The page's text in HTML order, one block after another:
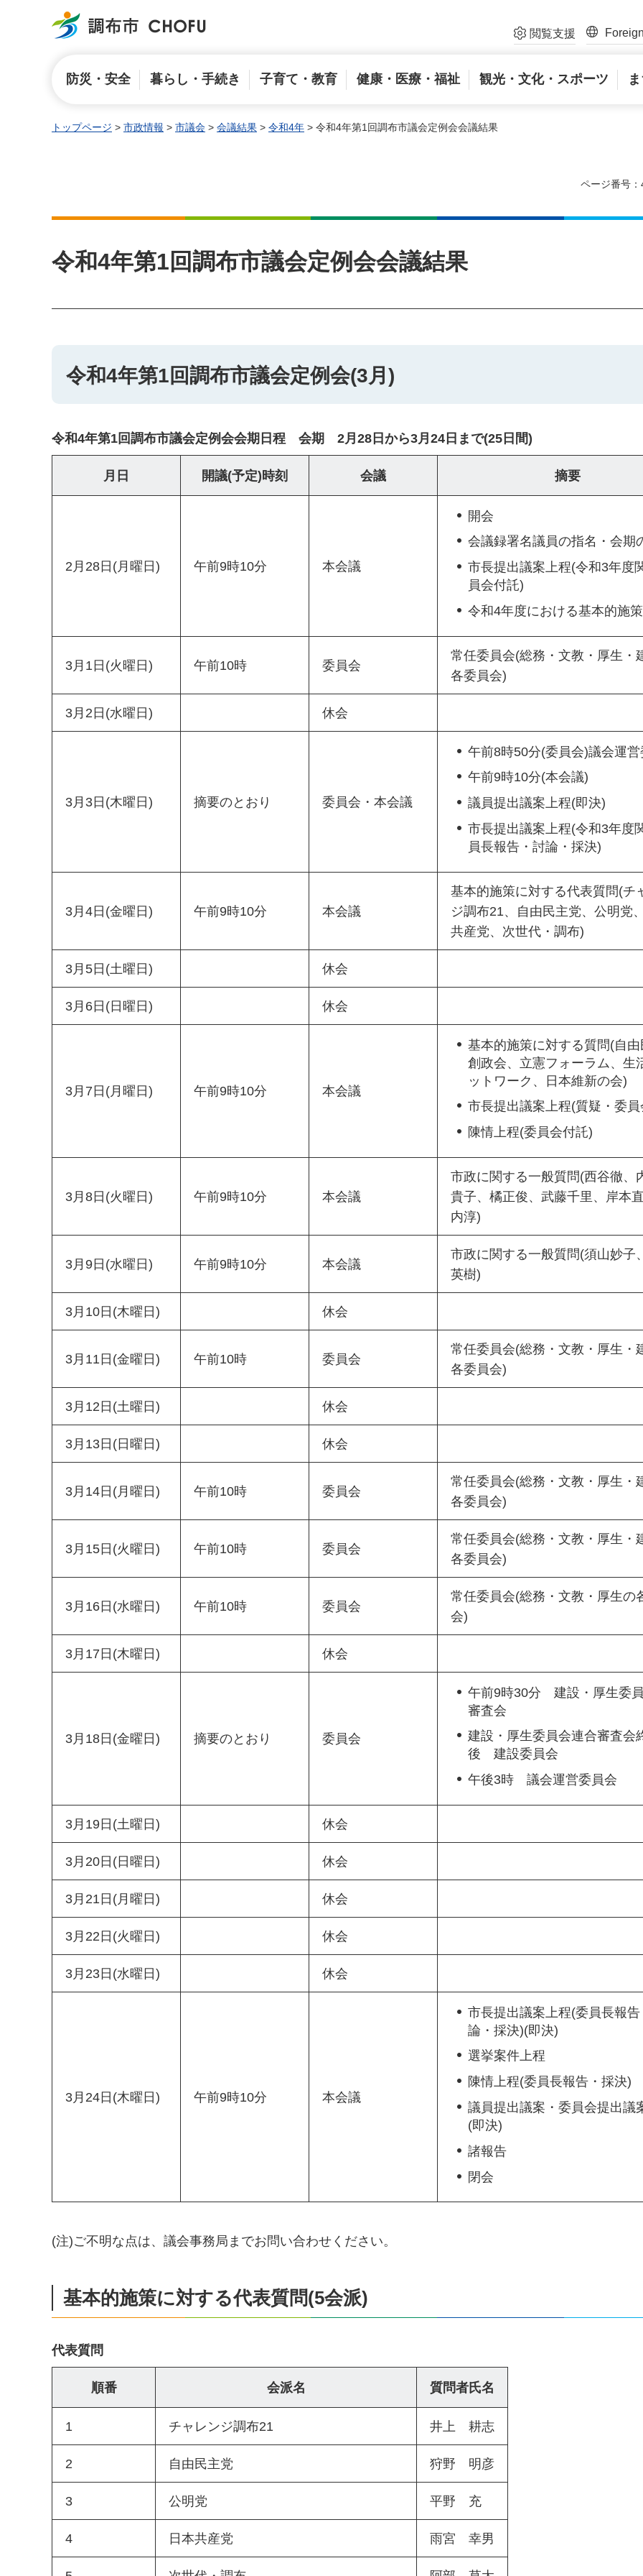
調布市 閲覧支援
防災・安全 暮らし・手続き 子育て・教育 健康・医療・福祉 観光・文化・スポーツ
トップページ > 市政情報 > 市議会 > 会議結果 > 令和4年 > 令和4年第1回調布市議会定例会会議結果
ページ番号：
令和4年第1回調布市議会定例会会議結果
令和4年第1回調布市議会定例会(3月)
令和4年第1回調布市議会定例会会期日程 会期 2月28日から3月24日まで(25日間)
月日 開議(予定)時刻 会議 摘要
2月28日(月曜日) 午前9時10分 本会議
開会
会議録署名議員の指名・会期
市長提出議案上程(令和3年度
員会付託)
令和4年度における基本的施
3月1日(火曜日) 午前10時 委員会
常任委員会(総務・文教・厚生・
各委員会)
3月2日(水曜日) 休会
3月3日(木曜日) 摘要のとおり 委員会・本会議
午前8時50分(委員会)議会運営
午前9時10分(本会議)
議員提出議案上程(即決)
市長提出議案上程(令和3年度
員長報告・討論・採決)
3月4日(金曜日) 午前9時10分 本会議
基本的施策に対する代表質問(チ
ジ調布21、自由民主党、公明党
共産党、次世代・調布)
3月5日(土曜日) 休会
3月6日(日曜日) 休会
3月7日(月曜日) 午前9時10分 本会議
基本的施策に対する質問(自由
創政会、立憲フォーラム、生
ットワーク、日本維新の会)
市長提出議案上程(質疑・委員
陳情上程(委員会付託)
3月8日(火曜日) 午前9時10分 本会議
市政に関する一般質問(西谷徹、
貴子、橘正俊、武藤千里、岸本
内淳)
3月9日(水曜日) 午前9時10分 本会議
市政に関する一般質問(須山妙子
英樹)
3月10日(木曜日) 休会
3月11日(金曜日) 午前10時 委員会
常任委員会(総務・文教・厚生・
各委員会)
3月12日(土曜日) 休会
3月13日(日曜日) 休会
3月14日(月曜日) 午前10時 委員会
常任委員会(総務・文教・厚生・
各委員会)
3月15日(火曜日) 午前10時 委員会
常任委員会(総務・文教・厚生・
各委員会)
3月16日(水曜日) 午前10時 委員会
常任委員会(総務・文教・厚生の
会)
3月17日(木曜日) 休会
3月18日(金曜日) 摘要のとおり 委員会
午前9時30分 建設・厚生委
審査会
建設・厚生委員会連合審査会
後 建設委員会
午後3時 議会運営委員会
3月19日(土曜日) 休会
3月20日(日曜日) 休会
3月21日(月曜日) 休会
3月22日(火曜日) 休会
3月23日(水曜日) 休会
3月24日(木曜日) 午前9時10分 本会議
市長提出議案上程(委員長報告
論・採決)(即決)
選挙案件上程
陳情上程(委員長報告・採決)
議員提出議案・委員会提出議
(即決)
諸報告
閉会
(注)ご不明な点は、議会事務局までお問い合わせください。
基本的施策に対する代表質問(5会派)
代表質問
順番 会派名 質問者氏名
1 チャレンジ調布21 井上 耕志
2 自由民主党 狩野 明彦
3 公明党 平野 充
4 日本共産党 雨宮 幸男